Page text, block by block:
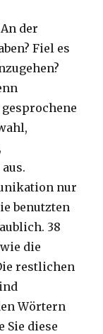
der
Fiel es
nur
benutzten
38
die
restlichen
Wörtern
Sie diese